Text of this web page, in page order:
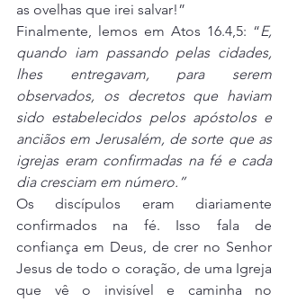
as ovelhas que irei salvar!”
Finalmente, lemos em Atos 16.4,5: “E,
quando iam passando pelas cidades,
lhes entregavam, para serem
observados, os decretos que haviam
sido estabelecidos pelos apóstolos e
anciãos em Jerusalém, de sorte que as
igrejas eram confirmadas na fé e cada
dia cresciam em número.”
Os discípulos eram diariamente
confirmados na fé. Isso fala de
confiança em Deus, de crer no Senhor
Jesus de todo o coração, de uma Igreja
que vê o invisível e caminha no